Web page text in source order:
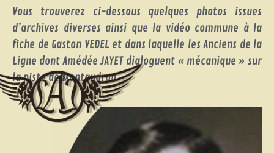
Vous trouverez ci-dessous quelques photos issues
d’archives diverses ainsi que la vidéo commune à la
fiche de Gaston VEDEL et dans laquelle les Anciens de la
Ligne dont Amédée JAYET dialoguent « mécanique » sur
la piste de Montaudran.